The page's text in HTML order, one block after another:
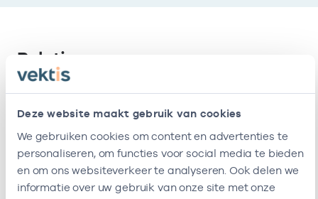
Deze website maakt gebruik van cookies
We gebruiken cookies om content en advertenties te
personaliseren, om functies voor social media te bieden
en om ons websiteverkeer te analyseren. Ook delen we
informatie over uw gebruik van onze site met onze
Relaties
Naam Zorgaanbod AGB-code
Geneeskundige En
Gezondheidsdienst
Jeugdarts -